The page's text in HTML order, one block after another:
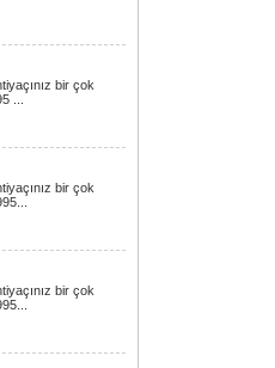
bir çok
...
bir çok
bir çok